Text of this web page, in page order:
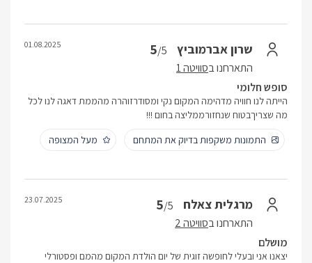
שרון אברמוביץ 5/5
התארחנו בסוויטה 1
01.08.2025
סופש חלומי
הייתה לנו חוויה מדהימה המקום נקי ומסודרזוהרה מהממת דאגה לנו לכל
מה שצריךבטוח שנחזורממליצה בחום !!!
התמונות משקפות בדיוק את המתחם
מעל המצופה
מרגלית צאלח 5/5
התארחנו בסוויטה 2
23.07.2025
מושלם
יצאנו אני ובעלי לחופשה זוגית של יום הולדת המקום מהמם ופסטורלי